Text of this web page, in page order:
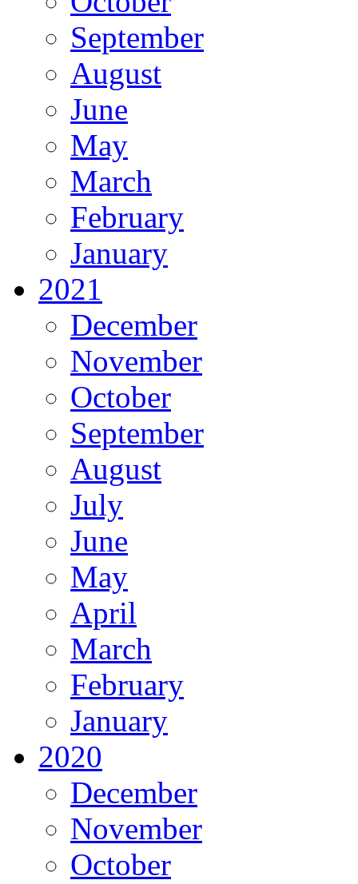
September
August
June
May
March
February
January
2021
December
November
October
September
August
July
June
May
April
March
February
January
2020
December
November
October